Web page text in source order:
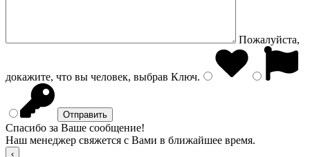
Пожалуйста,
докажите, что вы человек, выбрав Ключ.
Спасибо за Ваше сообщение!
Наш менеджер свяжется с Вами в ближайшее время.